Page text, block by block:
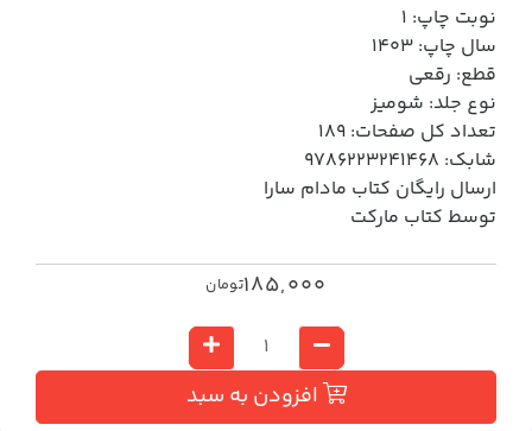
نوبت چاپ: 1
سال چاپ: 1403
قطع: رقعي
نوع جلد: شوميز
تعداد کل صفحات: 189
شابک: 9786223241468
ارسال رایگان کتاب مادام سارا
توسط کتاب مارکت
185,000تومان
افزودن به سبد